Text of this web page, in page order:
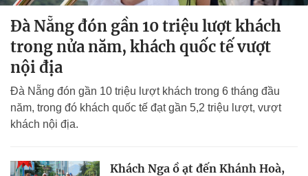
Đà Nẵng đón gần 10 triệu lượt khách
trong nửa năm, khách quốc tế vượt
nội địa
Đà Nẵng đón gần 10 triệu lượt khách trong 6 tháng đầu
năm, trong đó khách quốc tế đạt gần 5,2 triệu lượt, vượt
khách nội địa.
Khách Nga ồ ạt đến Khánh Hoà,